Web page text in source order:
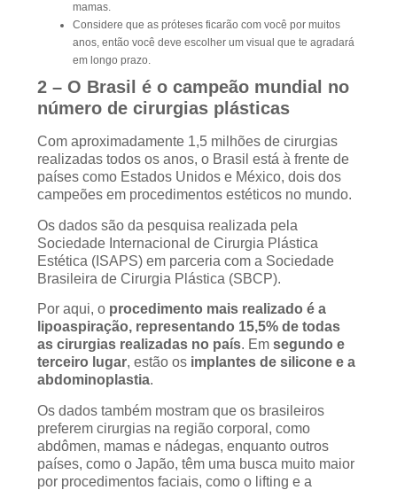
mamas.
Considere que as próteses ficarão com você por muitos
anos, então você deve escolher um visual que te agradará
em longo prazo.
2 – O Brasil é o campeão mundial no
número de cirurgias plásticas
Com aproximadamente 1,5 milhões de cirurgias
realizadas todos os anos, o Brasil está à frente de
países como Estados Unidos e México, dois dos
campeões em procedimentos estéticos no mundo.
Os dados são da pesquisa realizada pela
Sociedade Internacional de Cirurgia Plástica
Estética (ISAPS) em parceria com a Sociedade
Brasileira de Cirurgia Plástica (SBCP).
Por aqui, o procedimento mais realizado é a
lipoaspiração, representando 15,5% de todas
as cirurgias realizadas no país. Emsegundo e
terceiro lugar, estão os implantes de silicone e a
abdominoplastia.
Os dados também mostram que os brasileiros
preferem cirurgias na região corporal, como
abdômen, mamas e nádegas, enquanto outros
países, como o Japão, têm uma busca muito maior
por procedimentos faciais, como o lifting e a